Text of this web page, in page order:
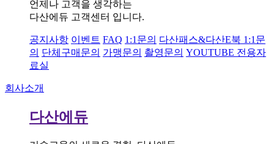
언제나 고객을 생각하는
다산에듀 고객센터 입니다.
공지사항 이벤트 FAQ 1:1문의 다산패스&다산E북 1:1문
의 단체구매문의 가맹문의 촬영문의 YOUTUBE 전용자
료실
회사소개
다산에듀